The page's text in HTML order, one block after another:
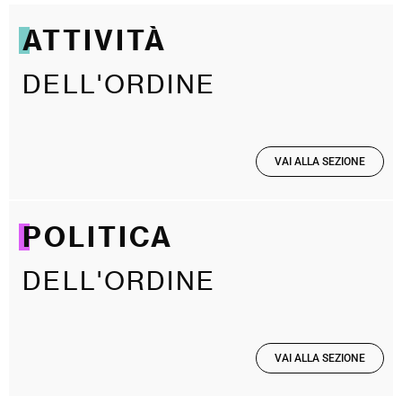
ATTIVITÀ
DELL'ORDINE
VAI ALLA SEZIONE
POLITICA
DELL'ORDINE
VAI ALLA SEZIONE